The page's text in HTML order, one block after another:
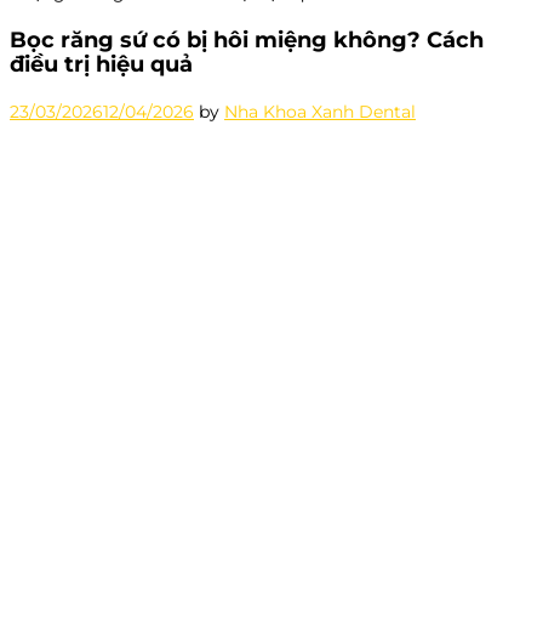
Bọc răng sứ có bị hôi miệng không? Cách
điều trị hiệu quả
23/03/202612/04/2026 by Nha Khoa Xanh Dental